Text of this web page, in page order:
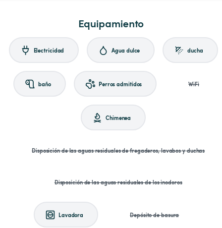
Equipamiento
Electricidad Agua dulce ducha
baño Perros admitidos WiFi
Chimenea
Disposición de las aguas residuales de fregaderos, lavabos y duchas
Disposición de las aguas residuales de los inodoros
Lavadora Depósito de basura